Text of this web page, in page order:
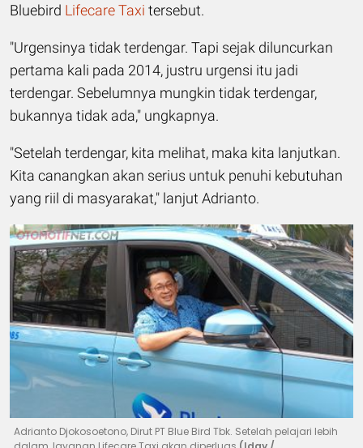
Bluebird Lifecare Taxi tersebut.
"Urgensinya tidak terdengar. Tapi sejak diluncurkan
pertama kali pada 2014, justru urgensi itu jadi
terdengar. Sebelumnya mungkin tidak terdengar,
bukannya tidak ada," ungkapnya.
"Setelah terdengar, kita melihat, maka kita lanjutkan.
Kita canangkan akan serius untuk penuhi kebutuhan
yang riil di masyarakat," lanjut Adrianto.
Adrianto Djokosoetono, Dirut PT Blue Bird Tbk. Setelah pelajari lebih